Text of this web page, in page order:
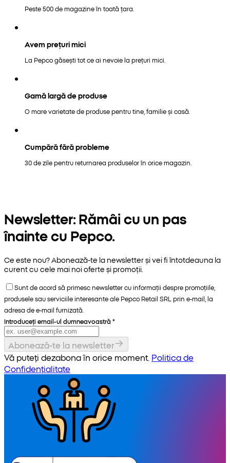
Peste 500 de magazine în toată țara.
Avem prețuri mici
La Pepco găsești tot ce ai nevoie la prețuri mici.
Gamă largă de produse
O mare varietate de produse pentru tine, familie și casă.
Cumpără fără probleme
30 de zile pentru returnarea produselor în orice magazin.
Newsletter: Rămâi cu un pas
înainte cu Pepco.
Ce este nou? Abonează-te la newsletter și vei fi întotdeauna la
curent cu cele mai noi oferte și promoții.
Sunt de acord să primesc newsletter cu informații despre promoțiile,
produsele sau serviciile interesante ale Pepco Retail SRL prin e-mail, la
adresa de e-mail furnizată.
Introduceți email-ul dumneavoastră *
Abonează-te la newsletter
Vă puteți dezabona în orice moment. Politica de
Confidențialitate